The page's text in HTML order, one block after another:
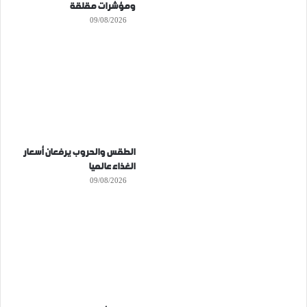
ومؤشرات مقلقة
09/08/2026
الطقس والحروب يرفعان أسعار
الغذاء عالميا
09/08/2026